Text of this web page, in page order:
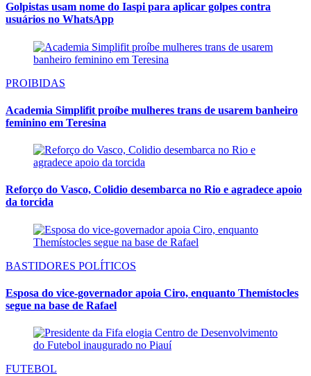
Golpistas usam nome do Iaspi para aplicar golpes contra
usuários no WhatsApp
PROIBIDAS
Academia Simplifit proíbe mulheres trans de usarem banheiro
feminino em Teresina
Reforço do Vasco, Colidio desembarca no Rio e agradece apoio
da torcida
BASTIDORES POLÍTICOS
Esposa do vice-governador apoia Ciro, enquanto Themístocles
segue na base de Rafael
FUTEBOL